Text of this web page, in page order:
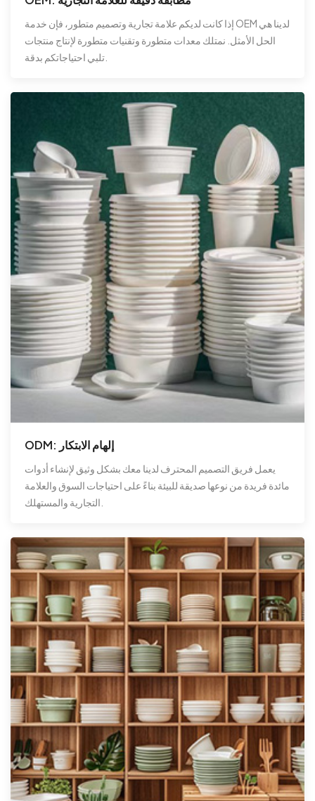
إذا كانت لديكم علامة تجارية وتصميم متطور، فإن خدمة OEM لدينا هي
الحل الأمثل. نمتلك معدات متطورة وتقنيات متطورة لإنتاج منتجات
ODM: إلهام الابتكار
يعمل فريق التصميم المحترف لدينا معك بشكل وثيق لإنشاء أدوات
مائدة فريدة من نوعها صديقة للبيئة بناءً على احتياجات السوق والعلامة